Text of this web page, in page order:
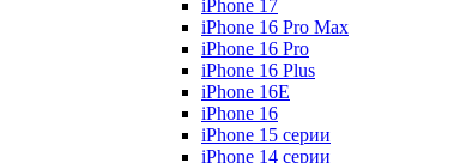
iPhone 17
iPhone 16 Pro Max
iPhone 16 Pro
iPhone 16 Plus
iPhone 16E
iPhone 16
iPhone 15 серии
iPhone 14 серии